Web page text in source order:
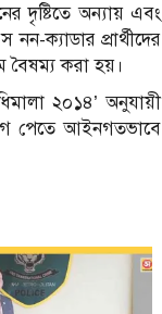
দৃষ্টিতে অন্যায় এবং
ক্যাডার প্রার্থীদের
বৈষম্য করা হয়।
২০১৪’ অনুযায়ী
পেতে আইনগতভাবে